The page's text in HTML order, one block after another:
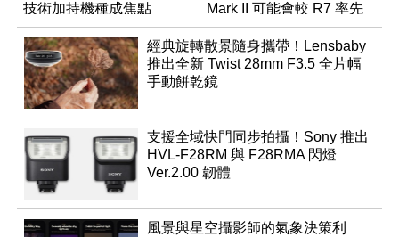
技術加持機種成焦點
Mark II 可能會較 R7 率先
推出
經典旋轉散景隨身攜帶！Lensbaby
推出全新 Twist 28mm F3.5 全片幅
手動餅乾鏡
支援全域快門同步拍攝！Sony 推出
HVL-F28RM 與 F28RMA 閃燈
Ver.2.00 韌體
風景與星空攝影師的氣象決策利